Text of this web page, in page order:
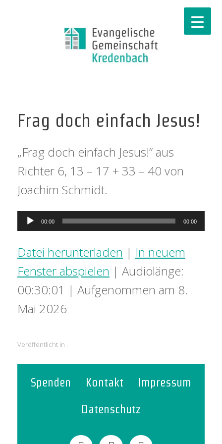
Frag doch einfach Jesus!
„Frag doch einfach Jesus!“ aus
Richter 6, 13 – 17 + 33 – 40 von
Joachim Schmidt.
Audio-
00:00 00:00
Datei herunterladen | In neuem
Fenster abspielen | Audiolänge:
00:30:01 | Aufgenommen am 8.
Mai 2026
Veröffentlicht in .
Spenden Kontakt
Impressum
Datenschutz